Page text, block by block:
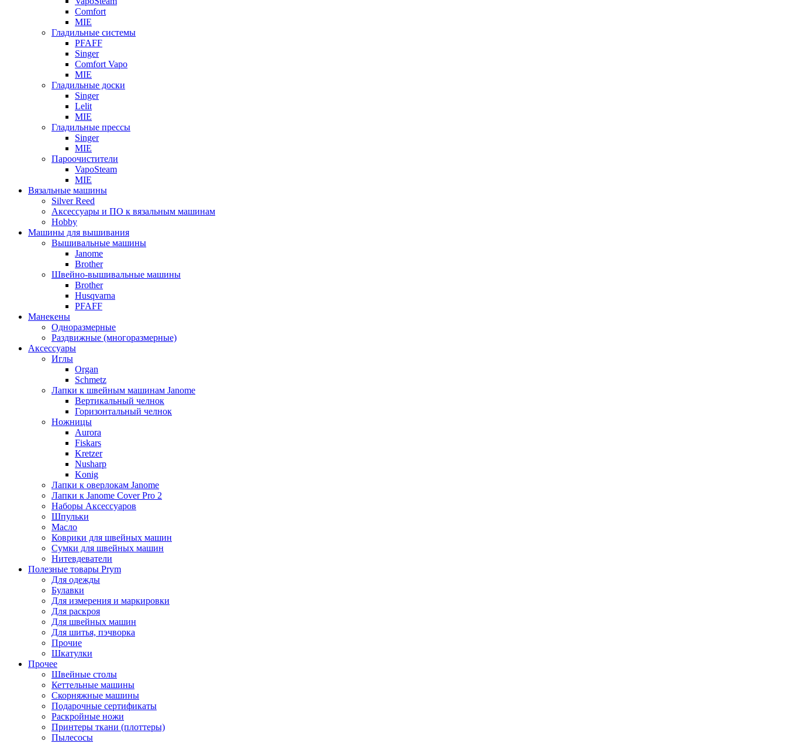
Comfort
MIE
Гладильные системы
PFAFF
Singer
Comfort Vapo
MIE
Гладильные доски
Singer
Lelit
MIE
Гладильные прессы
Singer
MIE
Пароочистители
VapoSteam
MIE
Вязальные машины
Silver Reed
Аксессуары и ПО к вязальным машинам
Hobby
Машины для вышивания
Вышивальные машины
Janome
Brother
Швейно-вышивальные машины
Brother
Husqvarna
PFAFF
Манекены
Одноразмерные
Раздвижные (многоразмерные)
Аксессуары
Иглы
Organ
Schmetz
Лапки к швейным машинам Janome
Вертикальный челнок
Горизонтальный челнок
Ножницы
Aurora
Fiskars
Kretzer
Nusharp
Konig
Лапки к оверлокам Janome
Лапки к Janome Cover Pro 2
Наборы Аксессуаров
Шпульки
Масло
Коврики для швейных машин
Сумки для швейных машин
Нитевдеватели
Полезные товары Prym
Для одежды
Булавки
Для измерения и маркировки
Для раскроя
Для швейных машин
Для шитья, пэчворка
Прочие
Шкатулки
Прочее
Швейные столы
Кеттельные машины
Скорняжные машины
Подарочные сертификаты
Раскройные ножи
Принтеры ткани (плоттеры)
Пылесосы